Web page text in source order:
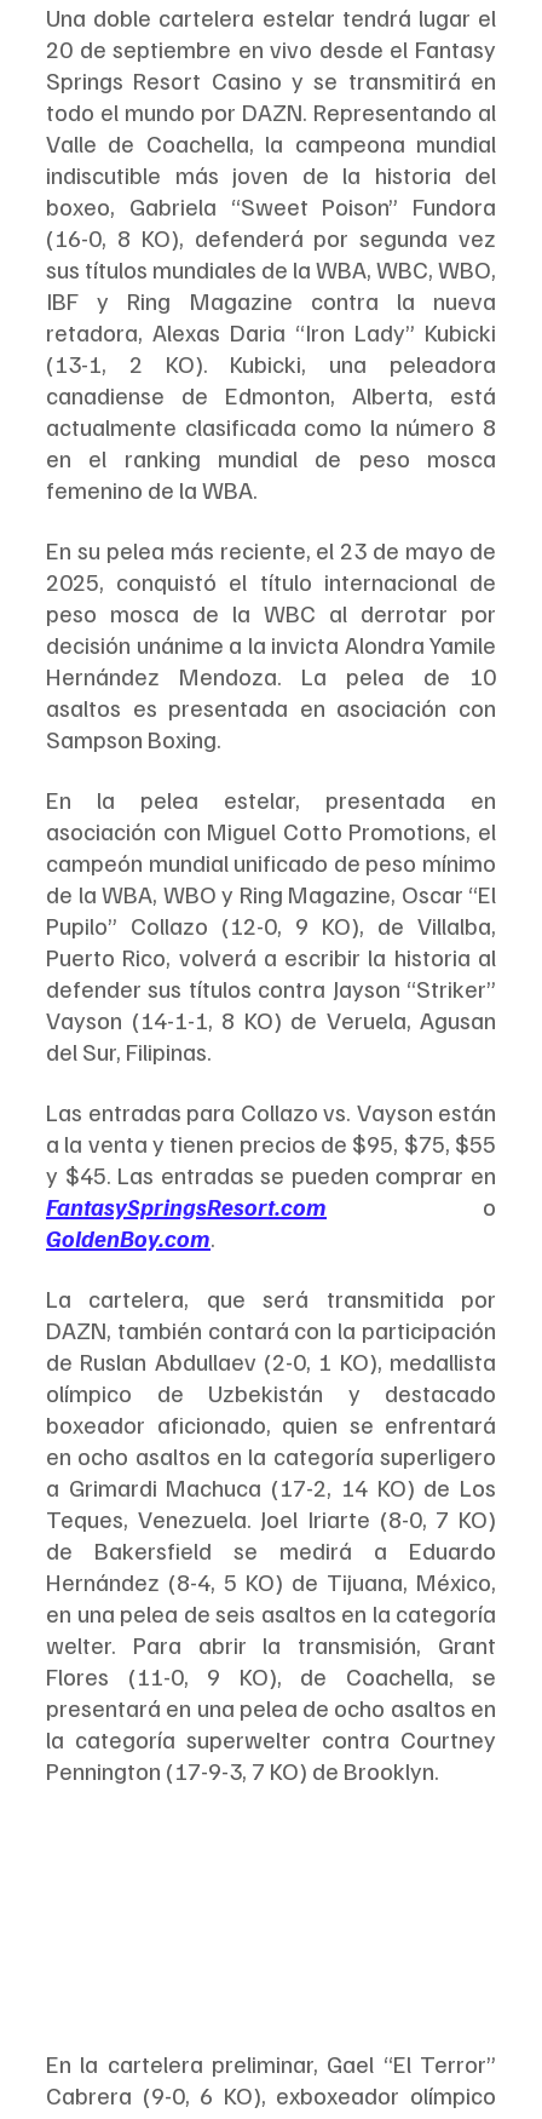
Una doble cartelera estelar tendrá lugar el
20 de septiembre en vivo desde el Fantasy
Springs Resort Casino y se transmitirá en
todo el mundo por DAZN. Representando al
Valle de Coachella, la campeona mundial
indiscutible más joven de la historia del
boxeo, Gabriela “Sweet Poison” Fundora
(16-0, 8 KO), defenderá por segunda vez
sus títulos mundiales de la WBA, WBC, WBO,
IBF y Ring Magazine contra la nueva
retadora, Alexas Daria “Iron Lady” Kubicki
(13-1, 2 KO). Kubicki, una peleadora
canadiense de Edmonton, Alberta, está
actualmente clasificada como la número 8
en el ranking mundial de peso mosca
femenino de la WBA.
En su pelea más reciente, el 23 de mayo de
2025, conquistó el título internacional de
peso mosca de la WBC al derrotar por
decisión unánime a la invicta Alondra Yamile
Hernández Mendoza. La pelea de 10
asaltos es presentada en asociación con
Sampson Boxing.
En la pelea estelar, presentada en
asociación con Miguel Cotto Promotions, el
campeón mundial unificado de peso mínimo
de la WBA, WBO y Ring Magazine, Oscar “El
Pupilo” Collazo (12-0, 9 KO), de Villalba,
Puerto Rico, volverá a escribir la historia al
defender sus títulos contra Jayson “Striker”
Vayson (14-1-1, 8 KO) de Veruela, Agusan
del Sur, Filipinas.
Las entradas para Collazo vs. Vayson están
a la venta y tienen precios de $95, $75, $55
FantasySpringsResort.com
GoldenBoy.com.
La cartelera, que será transmitida por
DAZN, también contará con la participación
de Ruslan Abdullaev (2-0, 1 KO), medallista
olímpico de Uzbekistán y destacado
boxeador aficionado, quien se enfrentará
en ocho asaltos en la categoría superligero
a Grimardi Machuca (17-2, 14 KO) de Los
Teques, Venezuela. Joel Iriarte (8-0, 7 KO)
de Bakersfield se medirá a Eduardo
Hernández (8-4, 5 KO) de Tijuana, México,
en una pelea de seis asaltos en la categoría
welter. Para abrir la transmisión, Grant
Flores (11-0, 9 KO), de Coachella, se
presentará en una pelea de ocho asaltos en
la categoría superwelter contra Courtney
Pennington (17-9-3, 7 KO) de Brooklyn.
En la cartelera preliminar, Gael “El Terror”
Cabrera (9-0, 6 KO), exboxeador olímpico